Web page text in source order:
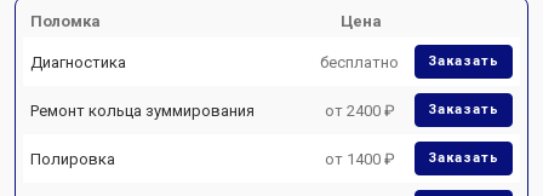
Поломка Цена
Диагностика бесплатно Заказать
Ремонт кольца зуммирования от 2400 ₽ Заказать
Полировка от 1400 ₽ Заказать